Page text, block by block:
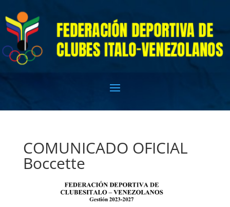
COMUNICADO OFICIAL
Boccette